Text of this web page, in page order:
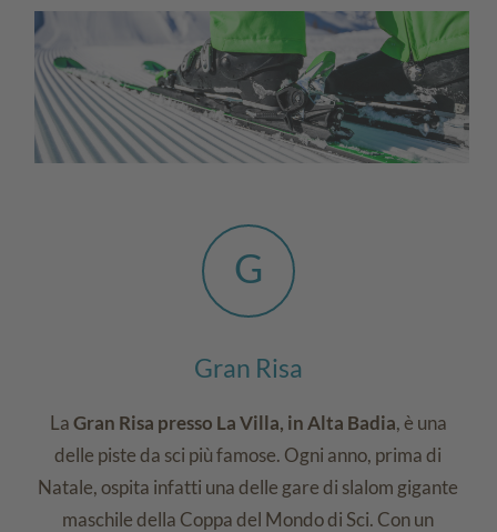
G
Gran Risa
LaGran Risa presso La Villa, in Alta Badia, è una
delle piste da sci più famose. Ogni anno, prima di
Natale, ospita infatti una delle gare di slalom gigante
maschile della Coppa del Mondo di Sci. Con un